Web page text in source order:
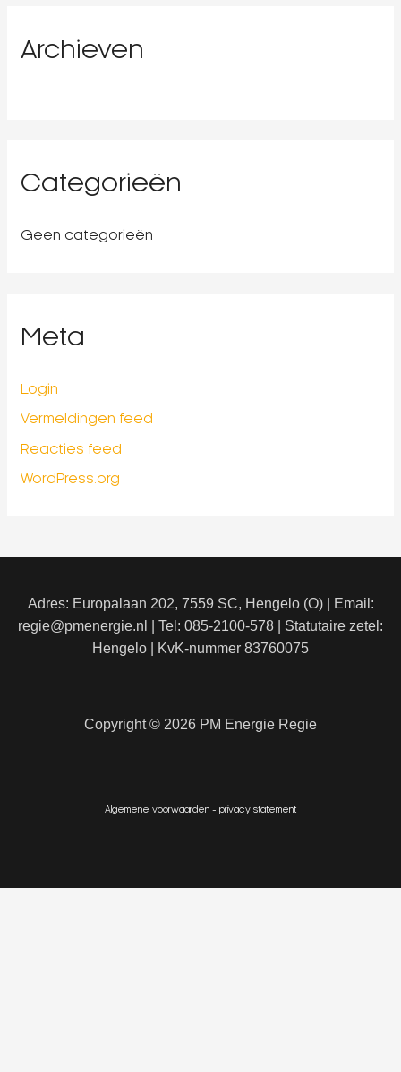
Archieven
Categorieën
Geen categorieën
Meta
Login
Vermeldingen feed
Reacties feed
WordPress.org
Adres: Europalaan 202, 7559 SC, Hengelo (O) | Email:
regie@pmenergie.nl | Tel: 085-2100-578 | Statutaire zetel:
Hengelo | KvK-nummer 83760075
Copyright © 2026 PM Energie Regie
Algemene voorwaarden - privacy statement